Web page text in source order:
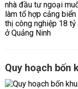
Quy hoạch bốn